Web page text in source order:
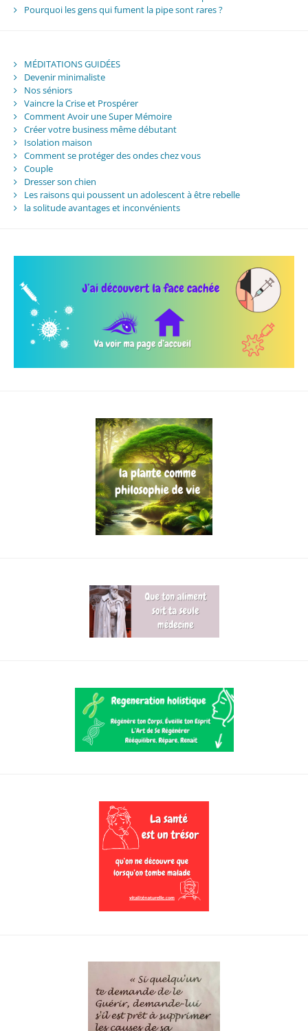
Pourquoi les gens qui fument la pipe sont rares ?
MÉDITATIONS GUIDÉES
Devenir minimaliste
Nos séniors
Vaincre la Crise et Prospérer
Comment Avoir une Super Mémoire
Créer votre business même débutant
Isolation maison
Comment se protéger des ondes chez vous
Couple
Dresser son chien
Les raisons qui poussent un adolescent à être rebelle
la solitude avantages et inconvénients